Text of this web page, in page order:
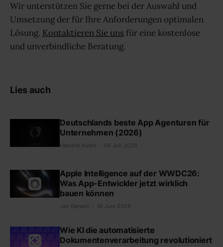
Wir unterstützen Sie gerne bei der Auswahl und
Umsetzung der für Ihre Anforderungen optimalen
Lösung. Kontaktieren Sie uns für eine kostenlose
und unverbindliche Beratung.
Lies auch
Deutschlands beste App Agenturen für
Unternehmen (2026)
Hendrik Kuehl 06 Juli 2026
Apple Intelligence auf der WWDC26:
Was App-Entwickler jetzt wirklich
bauen können
Jan Gerwin 16 Juni 2026
Wie KI die automatisierte
Dokumentenverarbeitung revolutioniert